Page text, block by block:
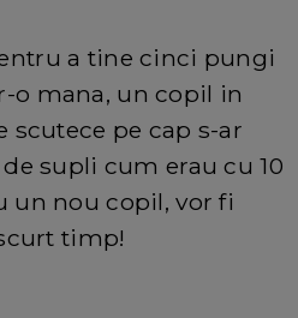
a tine cinci pungi
o mana, un copil in
scutece pe cap s-ar
supli cum erau cu 10
un nou copil, vor fi
timp!